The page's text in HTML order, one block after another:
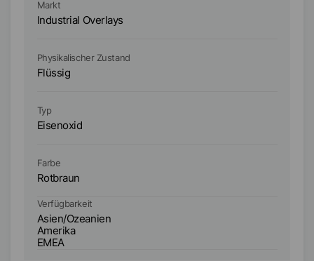
Markt
Industrial Overlays
Physikalischer Zustand
Flüssig
Typ
Eisenoxid
Farbe
Rotbraun
Verfügbarkeit
Asien/Ozeanien
Amerika
EMEA